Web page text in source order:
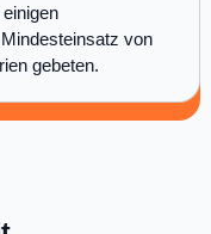
von
gebeten.